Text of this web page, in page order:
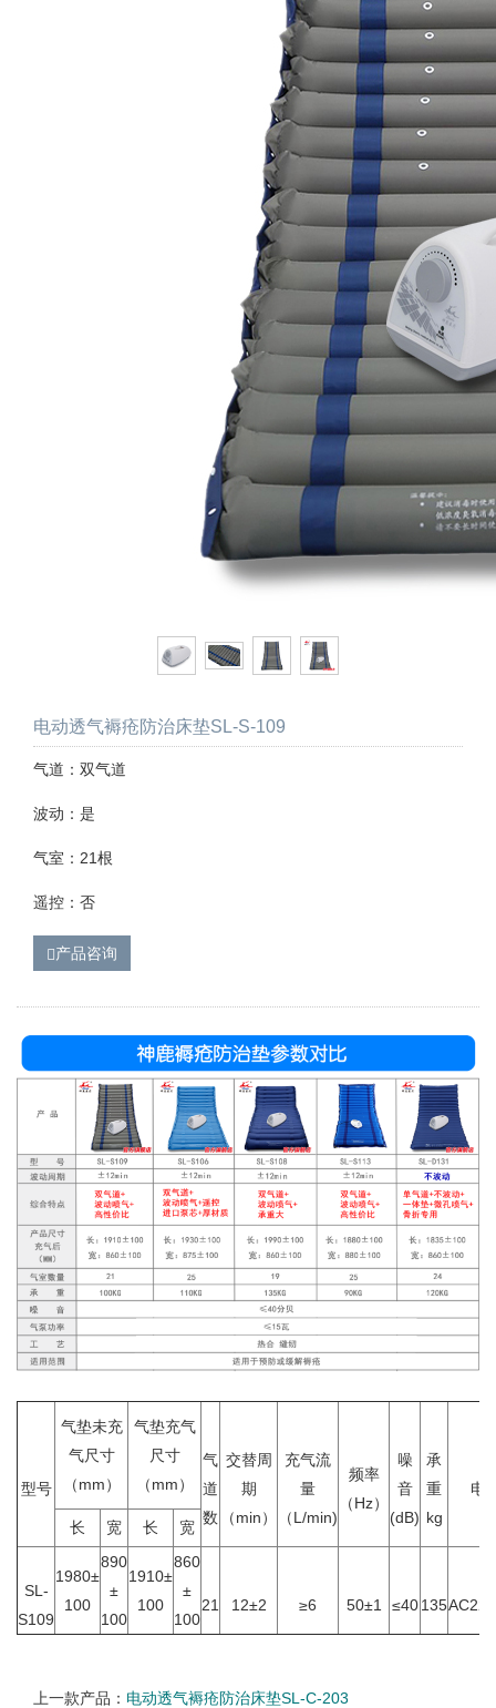
电动透气褥疮防治床垫SL-S-109
气道：双气道
波动：是
气室：21根
遥控：否
产品咨询
型号
气垫未充
气尺寸
（mm）
气垫充气
尺寸
（mm）
气
道
数
交替周
期
（min）
充气流
量
（L/min)
频率
（Hz）
噪
音
(dB)
承
重
kg
电
长 宽 长 宽
SL-
S109
1980±
100
890
±
100
1910±
100
860
±
100
21 12±2 ≥6 50±1 ≤40 135
上一款产品： 电动透气褥疮防治床垫SL-C-203